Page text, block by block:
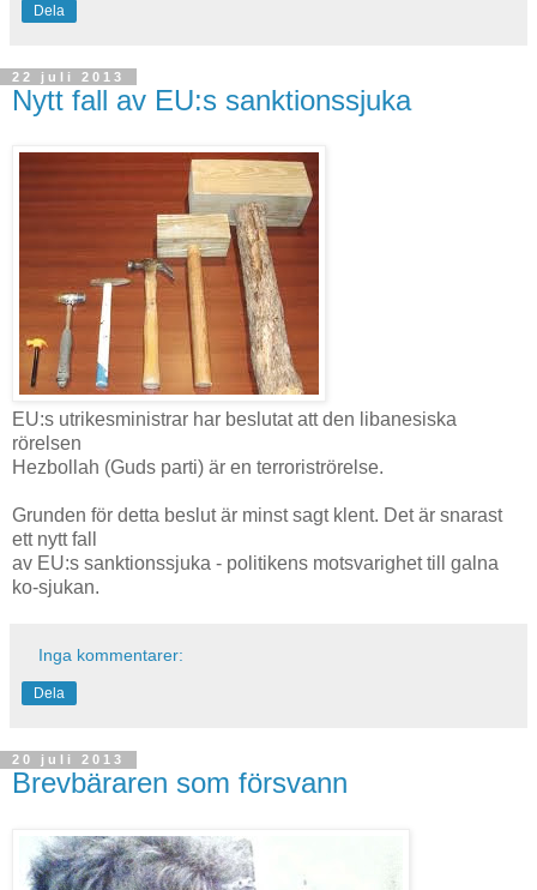
Dela
22 juli 2013
Nytt fall av EU:s sanktionssjuka
EU:s utrikesministrar har beslutat att den libanesiska
rörelsen
Hezbollah (Guds parti) är en terroriströrelse.
Grunden för detta beslut är minst sagt klent. Det är snarast
ett nytt fall
av EU:s sanktionssjuka - politikens motsvarighet till galna
ko-sjukan.
Inga kommentarer:
Dela
20 juli 2013
Brevbäraren som försvann